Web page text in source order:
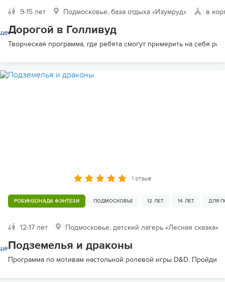
9-15 лет Подмосковье, база отдыха «Изумруд» в
Дорогой в Голливуд
Творческая программа, где ребята смогут примерить на себя
1 отзыв
РОБИНЗОНАДА ФЭНТЕЗИ ПОДМОСКОВЬЕ 12 ЛЕТ 14 ЛЕТ ДЛЯ
12-17 лет Подмосковье, детский лагерь «Лесная сказка»
Подземелья и драконы
Программа по мотивам настольной ролевой игры D&D. Пройди